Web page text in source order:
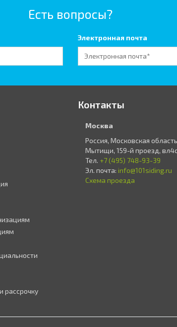
Есть вопросы?
Электронная почта
рассрочку
Контакты
Москва
Россия, Московская
Мытищи, 159-й проезд,
Тел. +7 (495) 748-93-39
Эл. почта: info@101siding.ru
Схема проезда